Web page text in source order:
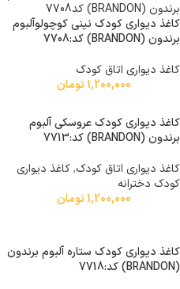
کاغذ دیواری کودک نینی کوچولوآلبوم
برندون (BRANDON) کد:7708
کاغذ دیواری اتاق کودک
1,200,000تومان
کاغذ دیواری کودک عروسکی آلبوم
برندون (BRANDON) کد:7713
کاغذ دیواری اتاق کودک,کاغذ دیواری
کودک دخترانه
1,200,000تومان
کاغذ دیواری کودک ستاره آلبوم برندون
(BRANDON) کد:7718